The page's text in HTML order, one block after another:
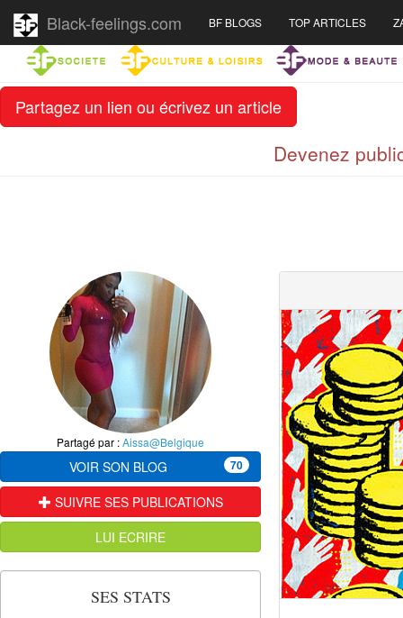
Partagez un lien ou écrivez un article
Black-feelings.com BF BLOGS TOP ARTICLES
Devenez
Partagé par :Aissa@Belgique
VOIR SON BLOG 70
SUIVRE SES PUBLICATIONS
LUI ECRIRE
SES STATS